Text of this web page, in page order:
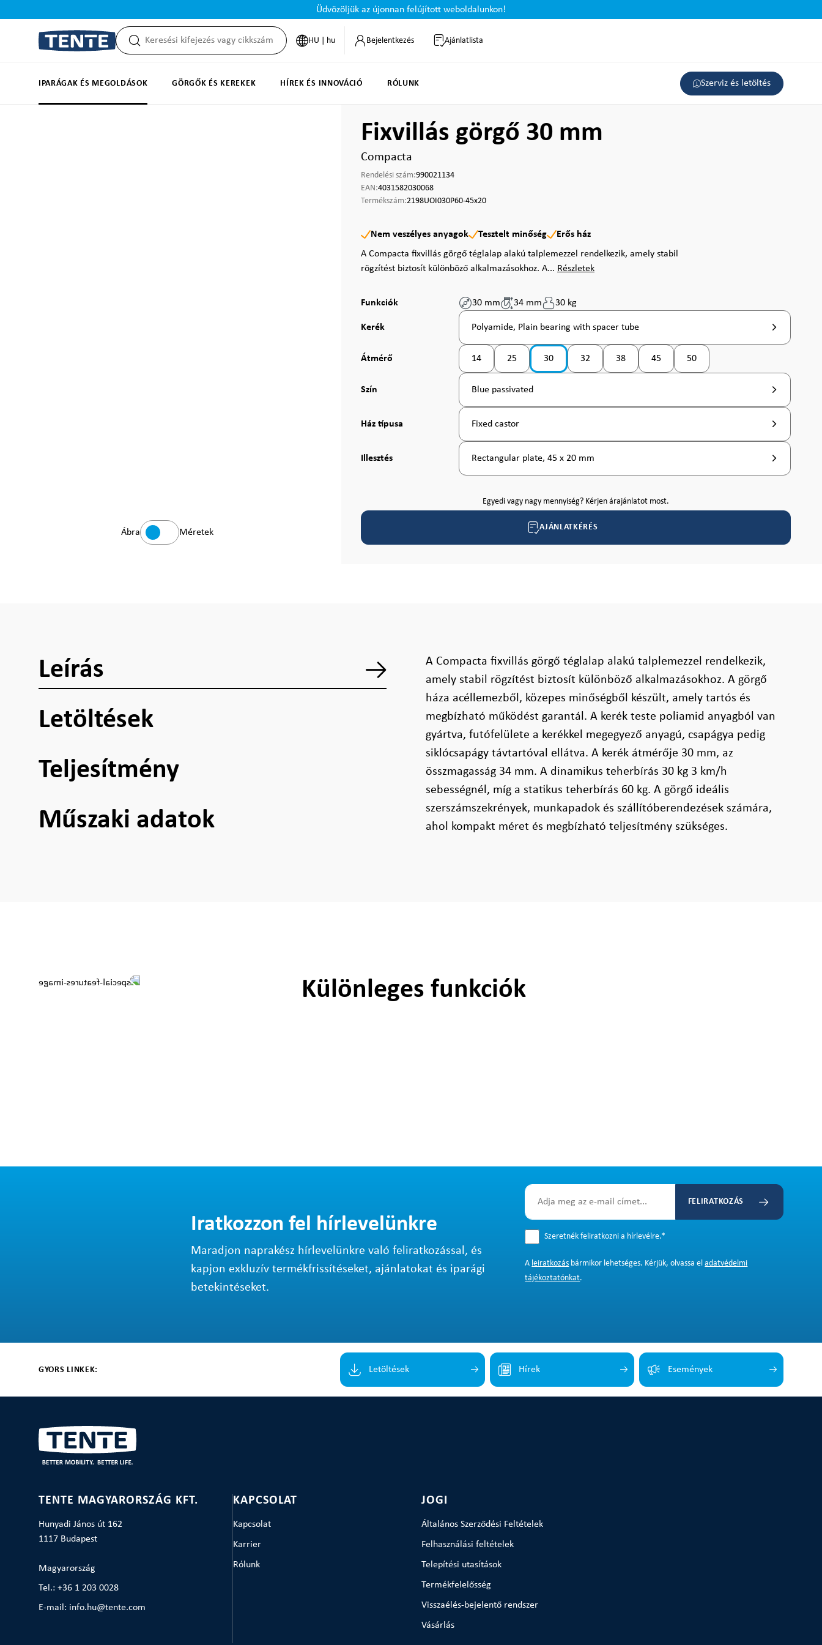
Üdvözöljük az újonnan felújított weboldalunkon!
HU | hu Bejelentkezés Ajánlatlista
IPARÁGAK ÉS MEGOLDÁSOK GÖRGŐK ÉS KEREKEK HÍREK ÉS INNOVÁCIÓ RÓLUNK Szerviz és letöltés
Ábra Méretek
Fixvillás görgő 30 mm
Compacta
Rendelési szám:990021134
EAN:4031582030068
Termékszám:2198UOI030P60-45x20
Nem veszélyes anyagok Tesztelt minőség
Erős ház
A Compacta fixvillás görgő téglalap alakú talplemezzel rendelkezik, amely stabil
rögzítést biztosít különböző alkalmazásokhoz. A... Részletek
Funkciók 30 mm 34 mm 30 kg
Válasszon
Kerék Polyamide, Plain bearing with spacer tube
Válasszon
Átmérő 14
(Ez az opció jelenleg nem érhető el. )
25
(Ez az opció jelenleg nem érhető el. )
30 32
(Ez az opció jelenleg nem érhető el. )
38
(Ez az opció jelenleg nem érhető el. )
45
(Ez az opció jelenleg nem érhető el. )
50
(Ez az opció jelenleg nem érhető el. )
Válasszon
Szín Blue passivated
Válasszon
Ház típusa Fixed castor
Válasszon
Illesztés Rectangular plate, 45 x 20 mm
Egyedi vagy nagy mennyiség? Kérjen árajánlatot most.
AJÁNLATKÉRÉS
Leírás
Letöltések
Teljesítmény
Műszaki adatok
A Compacta fixvillás görgő téglalap alakú talplemezzel rendelkezik,
amely stabil rögzítést biztosít különböző alkalmazásokhoz. A görgő
háza acéllemezből, közepes minőségből készült, amely tartós és
megbízható működést garantál. A kerék teste poliamid anyagból van
gyártva, futófelülete a kerékkel megegyező anyagú, csapágya pedig
siklócsapágy távtartóval ellátva. A kerék átmérője 30 mm, az
összmagasság 34 mm. A dinamikus teherbírás 30 kg 3 km/h
sebességnél, míg a statikus teherbírás 60 kg. A görgő ideális
szerszámszekrények, munkapadok és szállítóberendezések számára,
ahol kompakt méret és megbízható teljesítmény szükséges.
Különleges funkciók
Iratkozzon fel hírlevelünkre
Maradjon naprakész hírlevelünkre való feliratkozással, és
kapjon exkluzív termékfrissítéseket, ajánlatokat és iparági
betekintéseket.
FELIRATKOZÁS
Szeretnék feliratkozni a hírlevélre.*
A leiratkozás bármikor lehetséges. Kérjük, olvassa eladatvédelmi
tájékoztatónkat.
GYORS LINKEK: Letöltések Hírek Események
TENTE MAGYARORSZÁG KFT.
Hunyadi János út 162
1117 Budapest
Magyarország
Tel.: +36 1 203 0028
E-mail: info.hu@tente.com
KAPCSOLAT
Kapcsolat
Karrier
Rólunk
JOGI
Általános Szerződési Feltételek
Felhasználási feltételek
Telepítési utasítások
Termékfelelősség
Visszaélés-bejelentő rendszer
Vásárlás